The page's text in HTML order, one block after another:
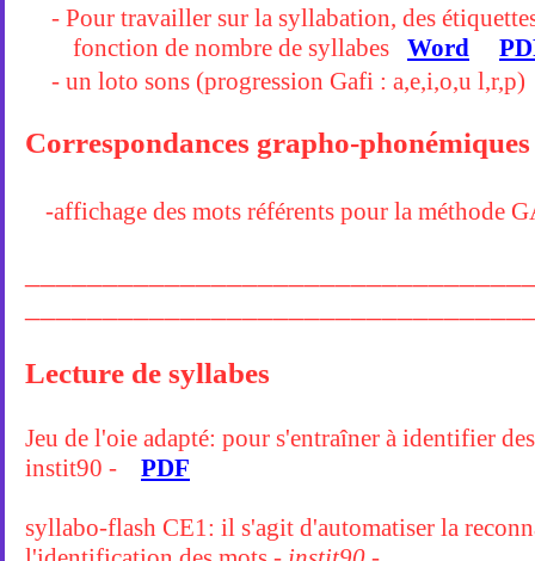
- Pour travailler sur la syllabation, des
fonction de nombre de syllabes
Word
- un loto sons (progression Gafi : a,e,i,o,u
Correspondances grapho-phonémiques
-affichage des mots référents pour la méthode
Lecture de syllabes
Jeu de l'oie adapté: pour s'entraîner à identifier
instit90 - PDF
syllabo-flash CE1: il s'agit d'automatiser la